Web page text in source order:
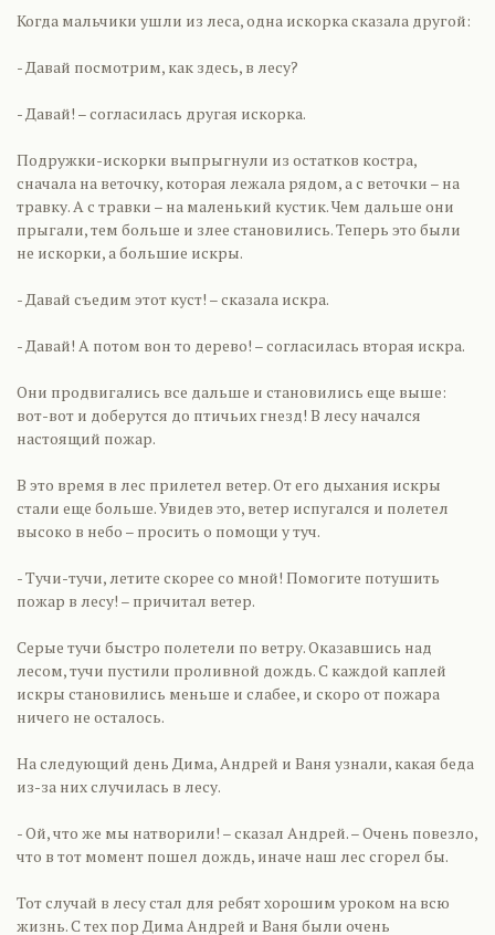
Когда мальчики ушли из леса, одна искорка сказала другой:
- Давай посмотрим, как здесь, в лесу?
- Давай! – согласилась другая искорка.
Подружки-искорки выпрыгнули из остатков костра,
сначала на веточку, которая лежала рядом, а с веточки – на
травку. А с травки – на маленький кустик. Чем дальше они
прыгали, тем больше и злее становились. Теперь это были
не искорки, а большие искры.
- Давай съедим этот куст! – сказала искра.
- Давай! А потом вон то дерево! – согласилась вторая искра.
Они продвигались все дальше и становились еще выше:
вот-вот и доберутся до птичьих гнезд! В лесу начался
настоящий пожар.
В это время в лес прилетел ветер. От его дыхания искры
стали еще больше. Увидев это, ветер испугался и полетел
высоко в небо – просить о помощи у туч.
- Тучи-тучи, летите скорее со мной! Помогите потушить
пожар в лесу! – причитал ветер.
Серые тучи быстро полетели по ветру. Оказавшись над
лесом, тучи пустили проливной дождь. С каждой каплей
искры становились меньше и слабее, и скоро от пожара
ничего не осталось.
На следующий день Дима, Андрей и Ваня узнали, какая беда
из-за них случилась в лесу.
- Ой, что же мы натворили! – сказал Андрей. – Очень повезло,
что в тот момент пошел дождь, иначе наш лес сгорел бы.
Тот случай в лесу стал для ребят хорошим уроком на всю
жизнь. С тех пор Дима Андрей и Ваня были очень